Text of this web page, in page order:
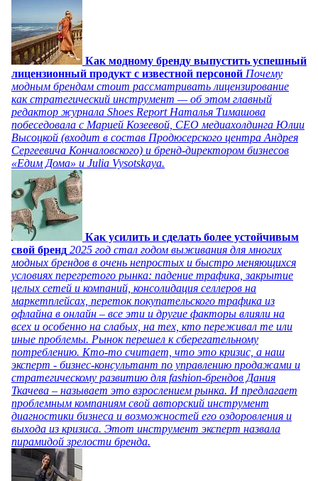
Как модному бренду выпустить успешный
лицензионный продукт с известной персоной Почему
модным брендам стоит рассматривать лицензирование
как стратегический инструмент — об этом главный
редактор журнала Shoes Report Наталья Тимашова
побеседовала с Марией Козеевой, СЕО медиахолдинга Юлии
Высоцкой (входит в состав Продюсерского центра Андрея
Сергеевича Кончаловского) и бренд-директором бизнесов
«Едим Дома» и Julia Vysotskaya.
Как усилить и сделать более устойчивым
свой бренд 2025 год стал годом выживания для многих
модных брендов в очень непростых и быстро меняющихся
условиях перегретого рынка: падение трафика, закрытие
целых сетей и компаний, консолидация селлеров на
маркетплейсах, переток покупательского трафика из
офлайна в онлайн – все эти и другие факторы влияли на
всех и особенно на слабых, на тех, кто переживал те или
иные проблемы. Рынок перешел к сберегательному
потреблению. Кто-то считает, что это кризис, а наш
эксперт - бизнес-консультант по управлению продажами и
стратегическому развитию для fashion-брендов Дания
Ткачева – называет это взрослением рынка. И предлагает
проблемным компаниям свой авторский инструмент
диагностики бизнеса и возможностей его оздоровления и
выхода из кризиса. Этот инструмент эксперт назвала
пирамидой зрелости бренда.